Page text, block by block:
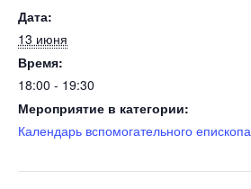
Дата:
13 июня
Время:
18:00 - 19:30
Мероприятие в категории:
Календарь вспомогательного епископа